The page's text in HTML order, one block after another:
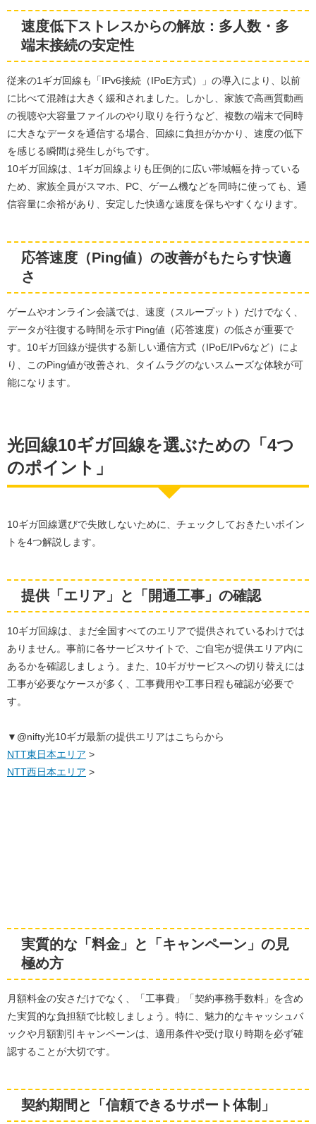
速度低下ストレスからの解放：多人数・多
端末接続の安定性
従来の1ギガ回線も「IPv6接続（IPoE方式）」の導入により、以前
に比べて混雑は大きく緩和されました。しかし、家族で高画質動画
の視聴や大容量ファイルのやり取りを行うなど、複数の端末で同時
に大きなデータを通信する場合、回線に負担がかかり、速度の低下
を感じる瞬間は発生しがちです。
10ギガ回線は、1ギガ回線よりも圧倒的に広い帯域幅を持っている
ため、家族全員がスマホ、PC、ゲーム機などを同時に使っても、通
信容量に余裕があり、安定した快適な速度を保ちやすくなります。
応答速度（Ping値）の改善がもたらす快適
さ
ゲームやオンライン会議では、速度（スループット）だけでなく、
データが往復する時間を示すPing値（応答速度）の低さが重要で
す。10ギガ回線が提供する新しい通信方式（IPoE/IPv6など）によ
り、このPing値が改善され、タイムラグのないスムーズな体験が可
能になります。
光回線10ギガ回線を選ぶための「4つ
のポイント」
10ギガ回線選びで失敗しないために、チェックしておきたいポイン
トを4つ解説します。
提供「エリア」と「開通工事」の確認
10ギガ回線は、まだ全国すべてのエリアで提供されているわけでは
ありません。事前に各サービスサイトで、ご自宅が提供エリア内に
あるかを確認しましょう。また、10ギガサービスへの切り替えには
工事が必要なケースが多く、工事費用や工事日程も確認が必要で
す。
▼@nifty光10ギガ最新の提供エリアはこちらから
NTT東日本エリア >
NTT西日本エリア >
実質的な「料金」と「キャンペーン」の見
極め方
月額料金の安さだけでなく、「工事費」「契約事務手数料」を含め
た実質的な負担額で比較しましょう。特に、魅力的なキャッシュバ
ックや月額割引キャンペーンは、適用条件や受け取り時期を必ず確
認することが大切です。
契約期間と「信頼できるサポート体制」